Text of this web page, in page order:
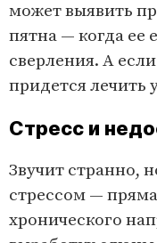
может выявить
пятна — когда ее
сверления. А
придется лечить
Стресс и
Звучит странно,
стрессом —
хронического